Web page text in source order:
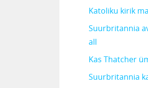
Katoliku kirik
Suurbritannia
all
Kas Thatcher
Suurbritannia